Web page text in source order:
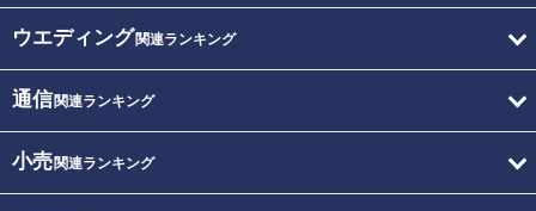
ウエディング関連ランキング
通信関連ランキング
小売関連ランキング